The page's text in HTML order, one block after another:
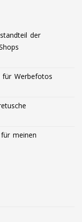
der
für Werbefotos
meinen